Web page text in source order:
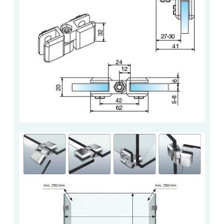
PAROI DE DOUCHE
VERRE FEUILLETÉ
VERRE ANTI-REFLET
VERRE LAQUÉ/CRÉDENCE
VERRE FEUILLETÉ/TREMPÉ
PORTE EN VERRE
GARDE CORPS EN VERRE
VERRIÈRE TYPE ATELIER
VERRES TEXTURÉS